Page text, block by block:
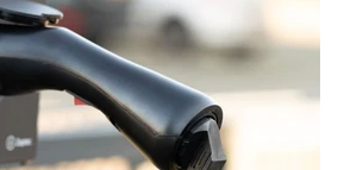
stikkontakt